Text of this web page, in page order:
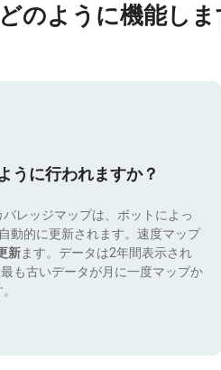
のように機能し
うに行われますか？
レッジマップは、ボットによっ
動的に更新されます。速度マップ
新ます。データは2年間表示され
も古いデータが月に一度マップか